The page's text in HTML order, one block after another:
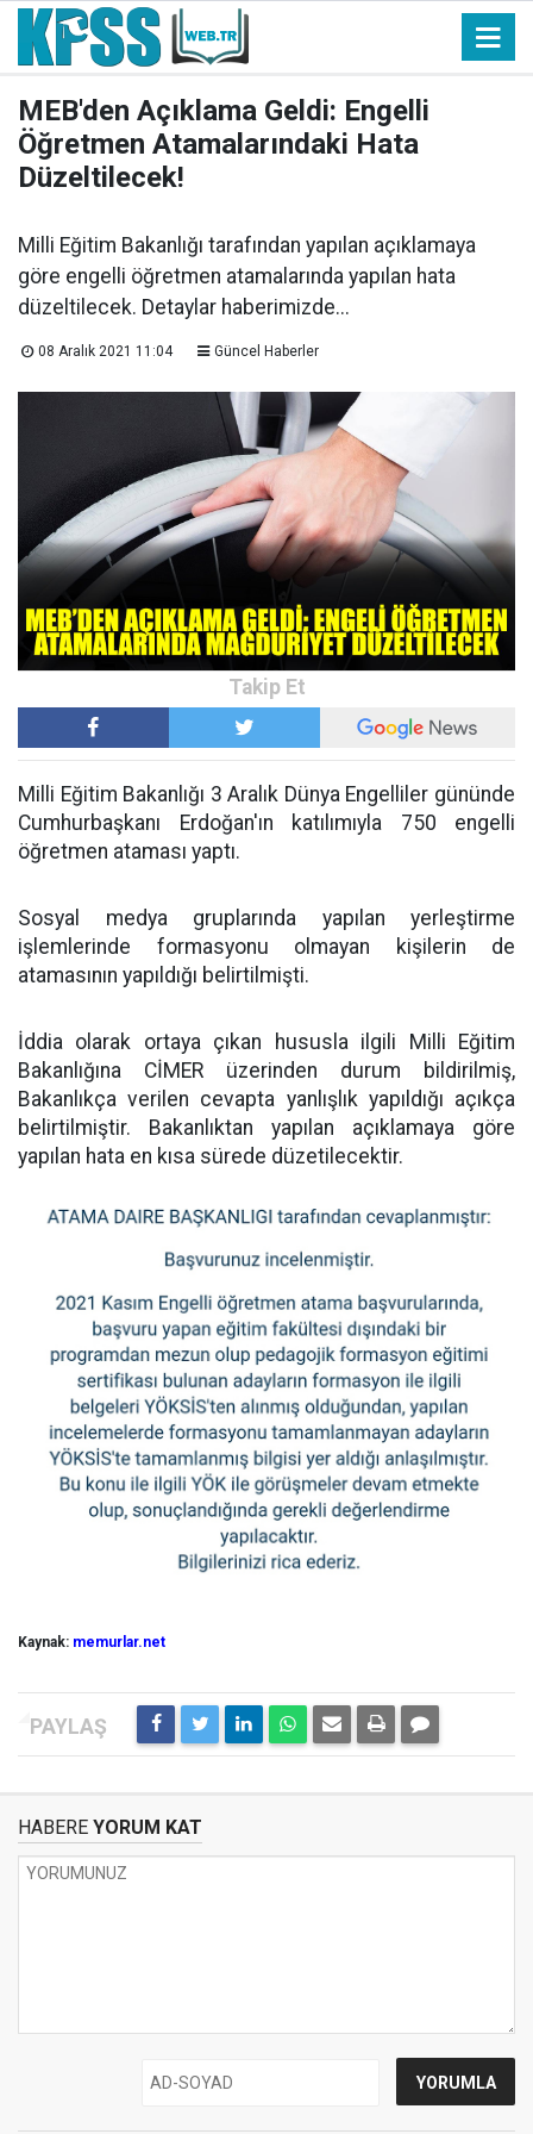
MEB'den Açıklama Geldi: Engelli
Öğretmen Atamalarındaki Hata
Düzeltilecek!
Milli Eğitim Bakanlığı tarafından yapılan açıklamaya
göre engelli öğretmen atamalarında yapılan hata
düzeltilecek. Detaylar haberimizde...
08 Aralık 2021 11:04 Güncel Haberler
Milli Eğitim Bakanlığı 3 Aralık Dünya Engelliler gününde
Cumhurbaşkanı Erdoğan'ın katılımıyla 750 engelli
öğretmen ataması yaptı.
Sosyal medya gruplarında yapılan yerleştirme
işlemlerinde formasyonu olmayan kişilerin de
atamasının yapıldığı belirtilmişti.
İddia olarak ortaya çıkan hususla ilgili Milli Eğitim
Bakanlığına CİMER üzerinden durum bildirilmiş,
Bakanlıkça verilen cevapta yanlışlık yapıldığı açıkça
belirtilmiştir. Bakanlıktan yapılan açıklamaya göre
yapılan hata en kısa sürede düzetilecektir.
Kaynak: memurlar.net
HABERE YORUM KAT